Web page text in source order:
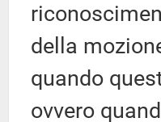
della
quando
ovvero